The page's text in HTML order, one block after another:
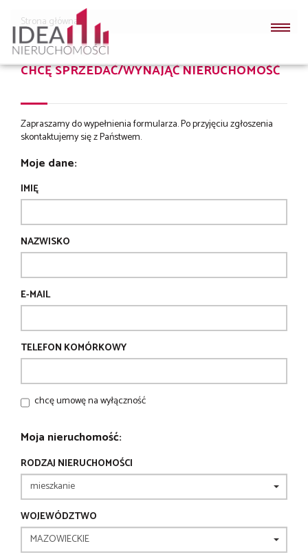
Strona główna
CHCĘ SPRZEDAĆ/WYNAJĄĆ NIERUCHOMOŚĆ
Zapraszamy do wypełnienia formularza. Po przyjęciu zgłoszenia
skontaktujemy się z Państwem.
Moje dane:
IMIĘ
NAZWISKO
E-MAIL
TELEFON KOMÓRKOWY
chcę umowę na wyłączność
Moja nieruchomość:
RODZAJ NIERUCHOMOŚCI
WOJEWÓDZTWO